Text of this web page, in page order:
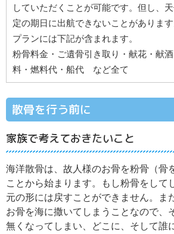
していただくことが可能です。但し、
定の期日に出航できないことがあります
プランには下記が含まれます。
粉骨料金・ご遺骨引き取り・献花・献
料・燃料代・船代 など全て
散骨を行う前に
家族で考えておきたいこと
海洋散骨は、故人様のお骨を粉骨（骨
ことから始まります。もし粉骨をして
元の形には戻すことができません。ま
お骨を海に撒いてしまうことなので、
無くなってしまい、どこに、そして誰